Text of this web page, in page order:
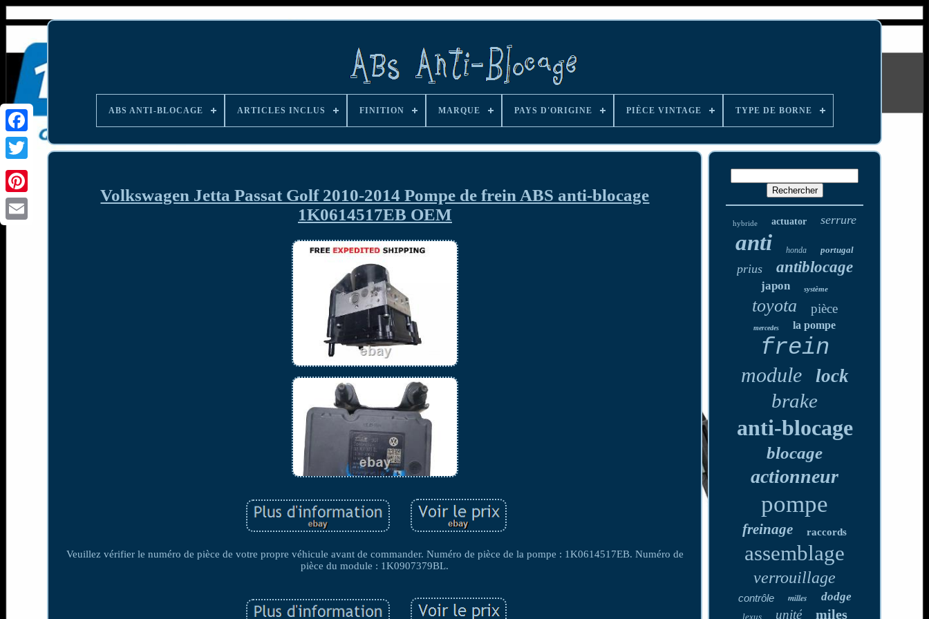
ABS ANTI-BLOCAGE ARTICLES INCLUS FINITION MARQUE PAYS D'ORIGINE PIÈCE VINTAGE TYPE DE BORNE
Volkswagen Jetta Passat Golf 2010-2014 Pompe de frein ABS anti-blocage
1K0614517EB OEM
Veuillez vérifier le numéro de pièce de votre propre véhicule avant de commander. Numéro de pièce de la pompe : 1K0614517EB. Numéro de
pièce du module : 1K0907379BL.
hybride actuator serrure
anti honda portugal
prius antiblocage
japon système
toyota pièce
mercedes la pompe
frein
module lock
brake
anti-blocage
blocage
actionneur
pompe
freinage raccords
assemblage
verrouillage
contrôle milles dodge
lexus unité miles